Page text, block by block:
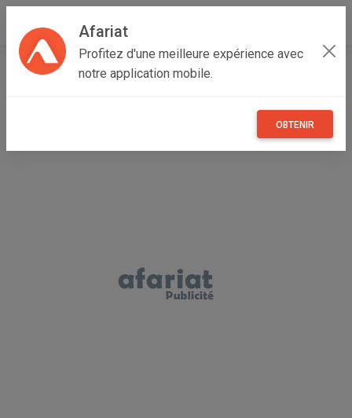
Afariat
Profitez d'une meilleure expérience avec
notre application mobile.
OBTENIR
Accueil Immobilier Grand Tunis